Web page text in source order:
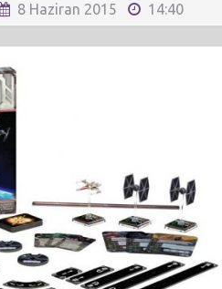
8 Haziran 2015 14:40